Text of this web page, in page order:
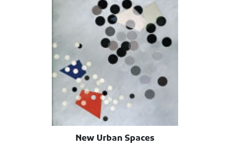
New Urban Spaces